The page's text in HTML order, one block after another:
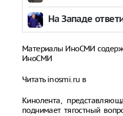
На Западе
Материалы ИноСМИ
ИноСМИ
Читать inosmi.ru в
Кинолента,
поднимает тягостный